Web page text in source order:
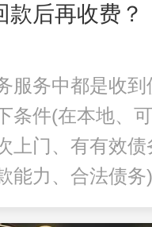
后再收费？
服务中都是收到
条件(在本地、
上门、有有效债
能力、合法债务)